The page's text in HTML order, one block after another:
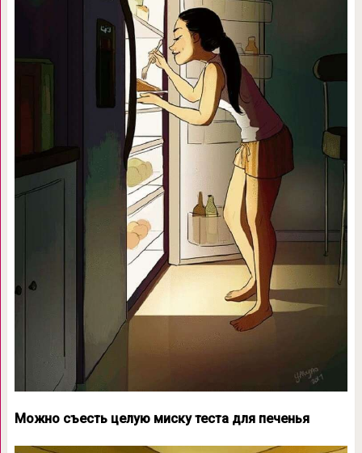
Можно съесть целую миску теста для печенья